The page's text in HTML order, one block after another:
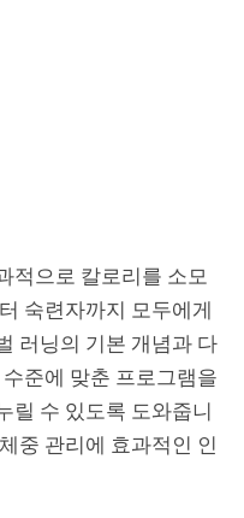
적으로 칼로리를 소모
숙련자까지 모두에게
러닝의 기본 개념과 다
준에 맞춘 프로그램을
릴 수 있도록 도와줍니
중 관리에 효과적인 인